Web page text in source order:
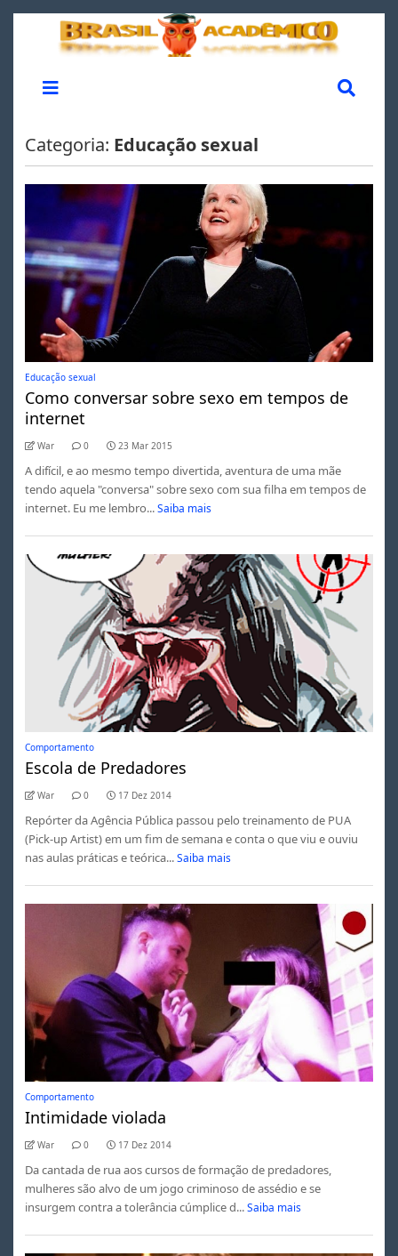
Categoria: Educação sexual
Educação sexual
Como conversar sobre sexo em tempos de
internet
War 0 23 Mar 2015
A difícil, e ao mesmo tempo divertida, aventura de uma mãe
tendo aquela "conversa" sobre sexo com sua filha em tempos de
internet. Eu me lembro... Saiba mais
Comportamento
Escola de Predadores
War 0 17 Dez 2014
Repórter da Agência Pública passou pelo treinamento de PUA
(Pick-up Artist) em um fim de semana e conta o que viu e ouviu
nas aulas práticas e teórica... Saiba mais
Comportamento
Intimidade violada
War 0 17 Dez 2014
Da cantada de rua aos cursos de formação de predadores,
mulheres são alvo de um jogo criminoso de assédio e se
insurgem contra a tolerância cúmplice d... Saiba mais